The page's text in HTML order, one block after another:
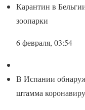
Карантин в
зоопарки
6 февраля, 03:54
В Испании
штамма